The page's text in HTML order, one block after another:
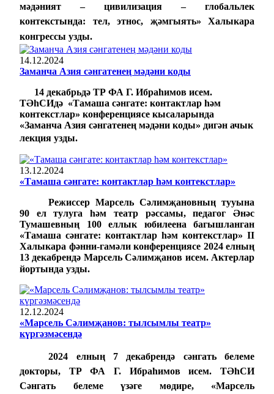
мәдәният – цивилизация – глобальлек
контекстында: тел, этнос, җәмгыять» Халыкара
конгрессы узды.
14.12.2024
Заманча Азия сәнгатенең мәдәни коды
14 декабрьдә ТР ФА Г. Ибраһимов исем.
ТӘһСИдә «Тамаша сәнгате: контактлар һәм
контекстлар» конференциясе кысаларында
«Заманча Азия сәнгатенең мәдәни коды» дигән ачык
лекция узды.
13.12.2024
«Тамаша сәнгате: контактлар һәм контекстлар»
Режиссер Марсель Сәлимҗановның тууына
90 ел тулуга һәм театр рәссамы, педагог Әнәс
Тумашевның 100 еллык юбилеена багышланган
«Тамаша сәнгате: контактлар һәм контекстлар» II
Халыкара фәнни-гамәли конференциясе 2024 елның
13 декабрендә Марсель Сәлимҗанов исем. Актерлар
йортында узды.
12.12.2024
«Марсель Сәлимҗанов: тылсымлы театр»
күргәзмәсендә
2024 елның 7 декабрендә сәнгать белеме
докторы, ТР ФА Г. Ибраһимов исем. ТӘһСИ
Сәнгать белеме үзәге мөдире, «Марсель